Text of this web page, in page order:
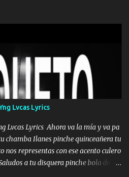
No limito los Sueños , si no existe
Si me caigo me Levanto, Aprendo Del
www.elnorteduro.com ❌ El Dinero
Estorba , Por Eso Manejo Todo
. Aquí no Se Sufre de Ego vengo Desde
Trabajo Y Esfuerzo, Nada es
Mí lado Una Princesa que A pesar de
Hecho pa...
Lvcas Lyrics
Lvcas Lyrics Ahora va la mía y va pa
chamba Ilanes pinche quinceañera tu
nos representas con ese acento culero
a tu disquera pinche bola de